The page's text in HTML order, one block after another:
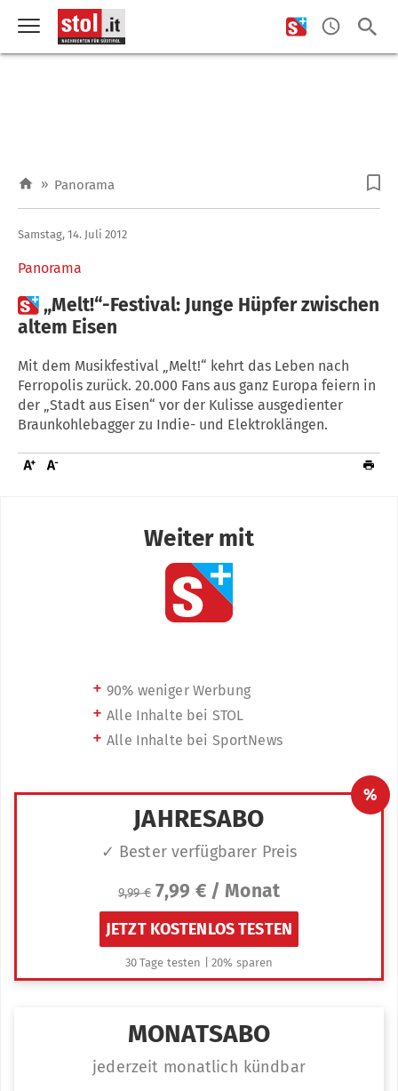
» Panorama
Panorama
Samstag, 14. Juli 2012
„Melt!“-Festival: Junge Hüpfer zwischen
altem Eisen
Mit dem Musikfestival „Melt!“ kehrt das Leben nach
Ferropolis zurück. 20.000 Fans aus ganz Europa feiern in
der „Stadt aus Eisen“ vor der Kulisse ausgedienter
Braunkohlebagger zu Indie- und Elektroklängen.